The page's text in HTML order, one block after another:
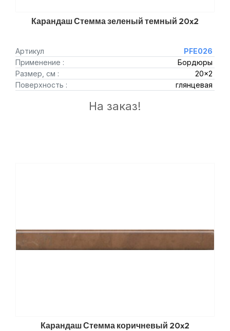
Карандаш Стемма зеленый темный 20x2
Артикул
PFE026
Применение :
Бордюры
Размер, см :
20x2
Поверхность :
глянцевая
На заказ!
Карандаш Стемма коричневый 20x2